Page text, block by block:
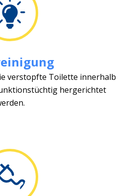
verstopfte Toilette innerhalb
hergerichtet